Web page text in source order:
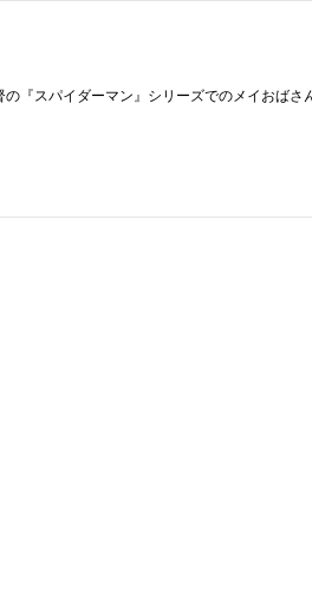
『スパイダーマン』シリーズでのメイおばさ